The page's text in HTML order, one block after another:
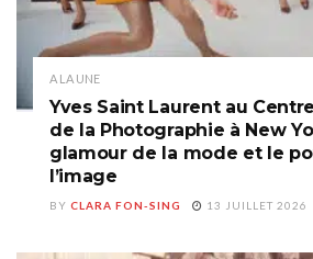
A LA UNE
Yves Saint Laurent au
de la Photographie à New
glamour de la mode et le
l’image
BY CLARA FON-SING 13 JUILLET 2026